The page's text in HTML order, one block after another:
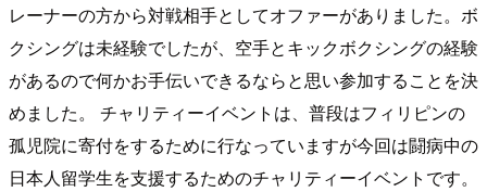
レーナーの方から対戦相手としてオファーがありました。ボ
クシングは未経験でしたが、空手とキックボクシングの経験
があるので何かお手伝いできるならと思い参加することを決
めました。 チャリティーイベントは、普段はフィリピンの
孤児院に寄付をするために行なっていますが今回は闘病中の
日本人留学生を支援するためのチャリティーイベントです。